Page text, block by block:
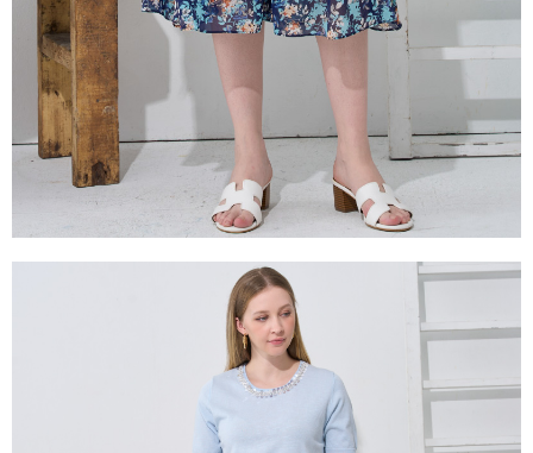
２．關於個人資料處理事宜，請瀏覽以下網址：
https://aftee.tw/terms/#terms3
３．未成年的使用者請事先徵得法定代理人或監護人之同意方可使用
「AFTEE先享後付」，若未經同意申辦者引起之損失，本公司不負相關責
任。
４．使用「AFTEE先享後付」時，將依據個別帳號之用戶狀況，依本公司即
時審查核予不同之上限額度；若仍有額度不足之情形，本公司將視審查結果
請求用戶進行身份認證。
５．嚴禁一人註冊多個帳號或使用他人資訊註冊。若發現惡意使用之情形，
恩沛科技股份有限公司將有權停止該用戶之使用額度並採取法律行動。